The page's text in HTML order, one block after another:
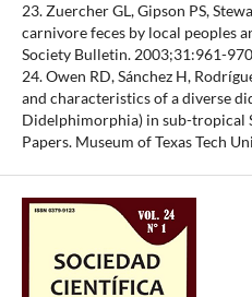
23. Zuercher GL, Gipson PS,
carnivore feces by local peoples
Society Bulletin. 2003;31:961-
24. Owen RD, Sánchez H,
and characteristics of a diverse
Didelphimorphia) in sub-tropical
Papers. Museum of Texas Tech